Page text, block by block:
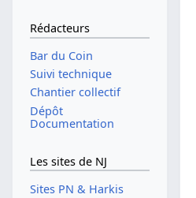
Rédacteurs
Bar du Coin
Suivi technique
Chantier collectif
Dépôt
Documentation
Les sites de NJ
Sites PN & Harkis